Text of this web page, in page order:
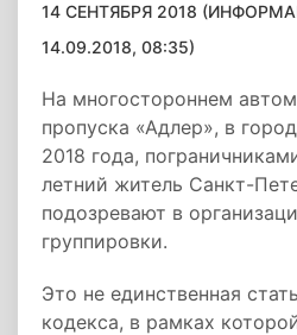
14 СЕНТЯБРЯ 2018
14.09.2018, 08:35)
На многостороннем
пропуска «Адлер», в
2018 года,
летний житель Санкт-
подозревают в
группировки.
Это не единственная
кодекса, в рамках